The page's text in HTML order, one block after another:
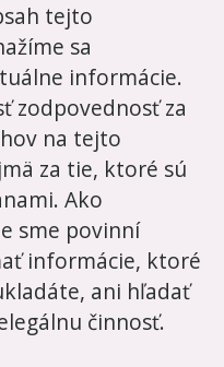
tejto
sa
informácie.
zodpovednosť za
na tejto
za tie, ktoré sú
Ako
sme povinní
informácie, ktoré
ani hľadať
činnosť.